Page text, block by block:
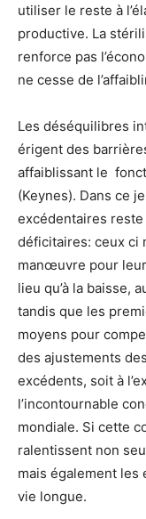
utiliser le reste à
productive. La
renforce pas
ne cesse de
Les déséquilibres
érigent des
affaiblissant le
(Keynes). Dans ce
excédentaires
déficitaires: ceux ci
manœuvre pour
lieu qu’à la baisse,
tandis que les
moyens pour
des ajustements
excédents, soit à
l’incontournable
mondiale. Si cette
ralentissent non
mais également les
vie longue.